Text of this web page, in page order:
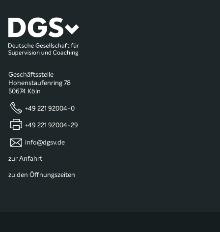
Geschäftsstelle
Hohenstaufenring 78
50674 Köln
+49 221 92004-0
+49 221 92004-29
info@dgsv.de
zur Anfahrt
zu den Öffnungszeiten